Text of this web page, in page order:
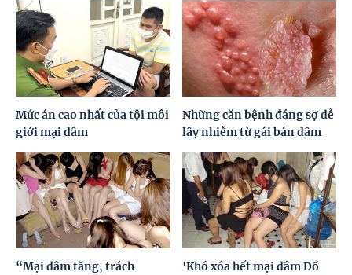
Mức án cao nhất của tội môi
giới mại dâm
Những căn bệnh đáng sợ dễ
lây nhiễm từ gái bán dâm
“Mại dâm tăng, trách
'Khó xóa hết mại dâm Đồ